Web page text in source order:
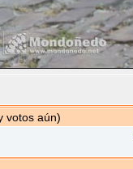
votos aún)